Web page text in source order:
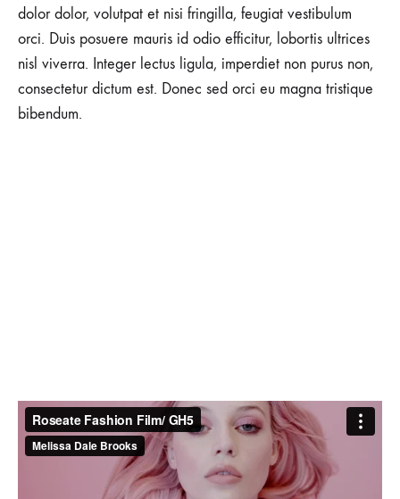
dolor dolor, volutpat et nisi fringilla, feugiat vestibulum
orci. Duis posuere mauris id odio efficitur, lobortis ultrices
nisl viverra. Integer lectus ligula, imperdiet non purus non,
consectetur dictum est. Donec sed orci eu magna tristique
bibendum.